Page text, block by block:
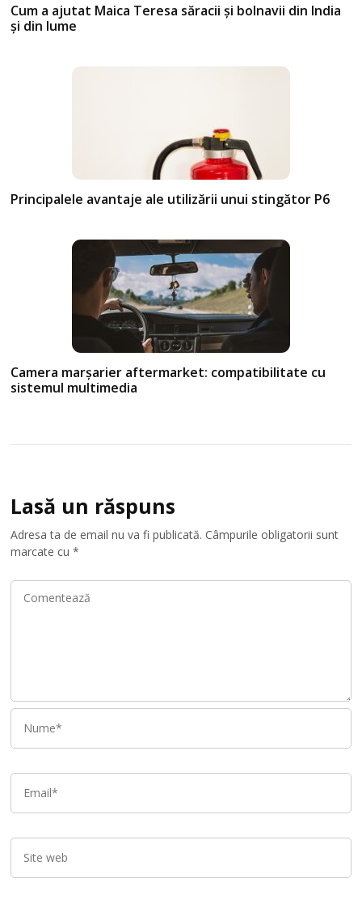
Cum a ajutat Maica Teresa săracii și bolnavii din India
și din lume
Principalele avantaje ale utilizării unui stingător P6
Camera marșarier aftermarket: compatibilitate cu
sistemul multimedia
Lasă un răspuns
Adresa ta de email nu va fi publicată. Câmpurile obligatorii sunt
marcate cu*